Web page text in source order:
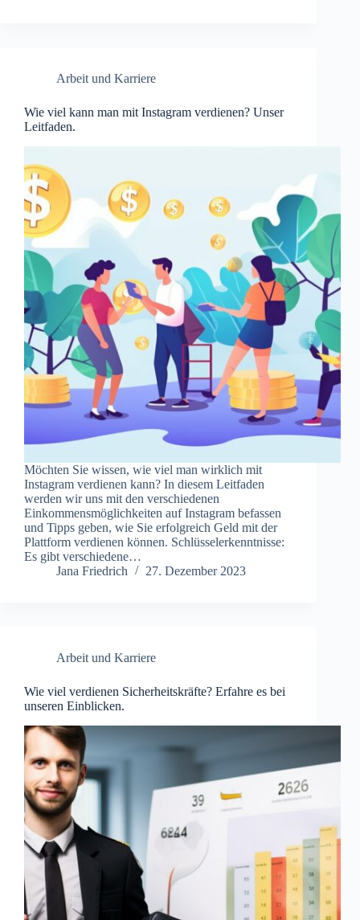
Arbeit und Karriere
Wie viel kann man mit Instagram verdienen? Unser
Leitfaden.
Möchten Sie wissen, wie viel man wirklich mit
Instagram verdienen kann? In diesem Leitfaden
werden wir uns mit den verschiedenen
Einkommensmöglichkeiten auf Instagram befassen
und Tipps geben, wie Sie erfolgreich Geld mit der
Plattform verdienen können. Schlüsselerkenntnisse:
Es gibt verschiedene…
Jana Friedrich
27. Dezember 2023
Arbeit und Karriere
Wie viel verdienen Sicherheitskräfte? Erfahre es bei
unseren Einblicken.